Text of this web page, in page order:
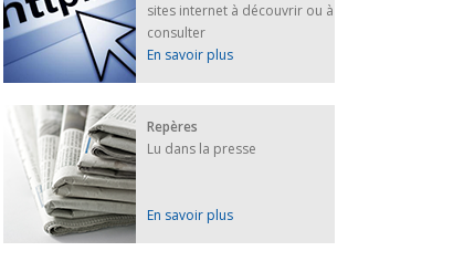
sites internet à découvrir ou à
consulter
En savoir plus
Repères
Lu dans la presse
En savoir plus